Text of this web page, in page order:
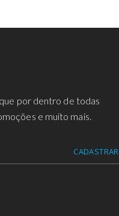
por dentro de todas
e muito mais.
CADASTRAR